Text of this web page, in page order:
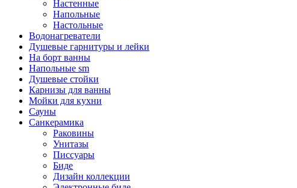
Настенные
Напольные
Настольные
Водонагреватели
Душевые гарнитуры и лейки
На борт ванны
Напольные sm
Душевые стойки
Карнизы для ванны
Мойки для кухни
Сауны
Санкерамика
Раковины
Унитазы
Писсуары
Биде
Дизайн коллекции